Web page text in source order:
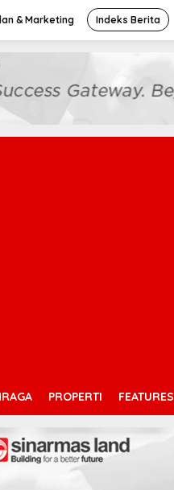
& Marketing Indeks Berita
PROPERTI FEATURES